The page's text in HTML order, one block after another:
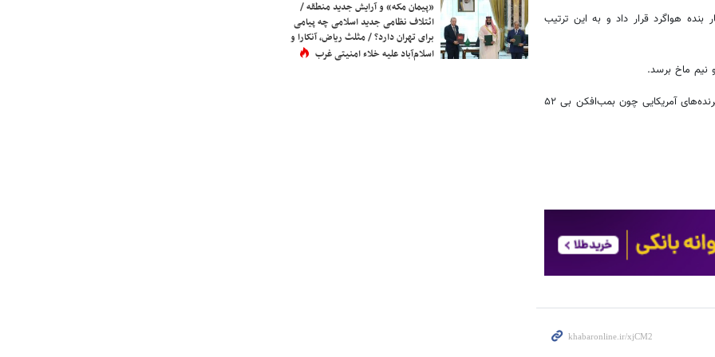
هواگرد قرار داد و به این ترتیب
نیم ماخ برسد.
همین ویژگی‌ها سبب شد که خیلی زود وظیفه دفاع از آسمان شوروی مقابل پرنده‌های آمریکایی چون بمب‌افکن بی‌ ۵۲
«پیمان مکه» و آرایش جدید منطقه /
ائتلاف نظامی جدید اسلامی چه پیامی
برای تهران دارد؟ / مثلث ریاض، آنکارا و
اسلام‌آباد علیه خلاء امنیتی غرب